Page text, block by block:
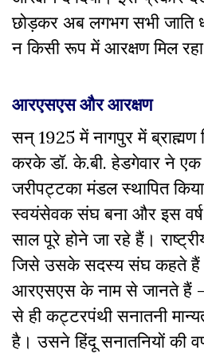
छोड़कर अब लगभग सभी जाति
न किसी रूप में आरक्षण मिल
आरएसएस और आरक्षण
सन् 1925 में नागपुर में ब्राह्मण
करके डॉ. के.बी. हेडगेवार ने एक
जरीपट्टका मंडल स्थापित
स्वयंसेवक संघ बना और इस
साल पूरे होने जा रहे हैं।
जिसे उसके सदस्य संघ कहते हैं
आरएसएस के नाम से जानते हैं
से ही कट्टरपंथी सनातनी
है। उसने हिंदू सनातनियों की